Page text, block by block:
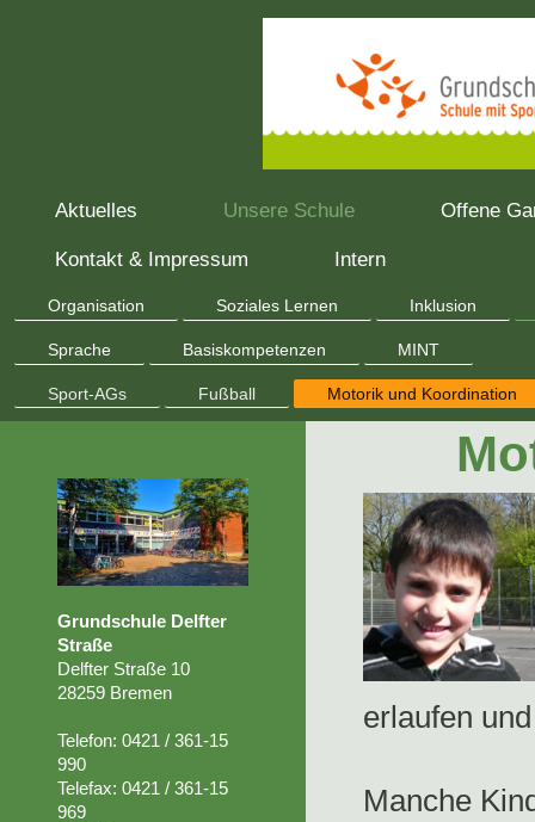
Aktuelles Unsere Schule Offene
Kontakt & Impressum Intern
Organisation Soziales Lernen Inklusion
Sprache Basiskompetenzen MINT
Sport-AGs Fußball Motorik und Koordination
erlaufen
Manche
Grundschule Delfter
Straße
Delfter Straße 10
28259 Bremen
Telefon: 0421 / 361-15
990
Telefax: 0421 / 361-15
969